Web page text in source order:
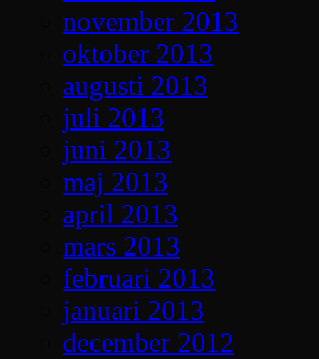
november 2013
oktober 2013
augusti 2013
juli 2013
juni 2013
maj 2013
april 2013
mars 2013
februari 2013
januari 2013
december 2012